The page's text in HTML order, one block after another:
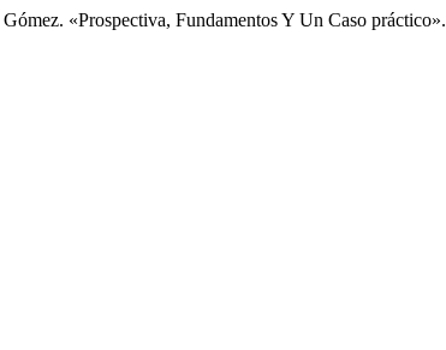
«Prospectiva, Fundamentos Y Un Caso práctico».